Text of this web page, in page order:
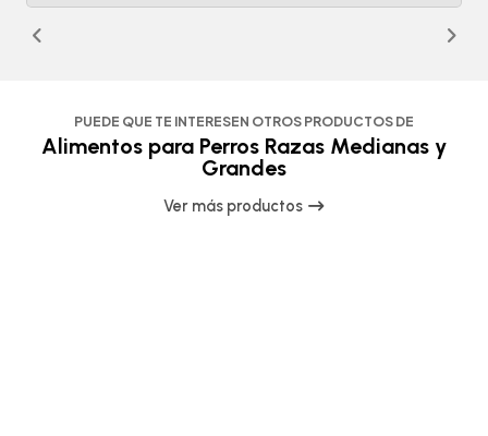
PUEDE QUE TE INTERESEN OTROS PRODUCTOS DE
Alimentos para Perros Razas Medianas y
Grandes
Ver más productos